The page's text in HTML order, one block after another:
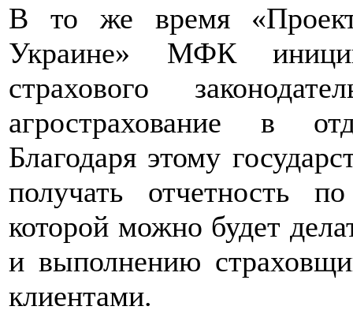
В то же время «Проект
Украине» МФК
страхового
агрострахование в
Благодаря этому
получать отчетность
которой можно будет
и выполнению
клиентами.